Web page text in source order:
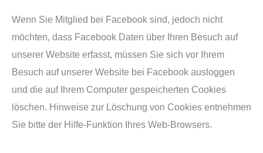
Wenn Sie Mitglied bei Facebook sind, jedoch nicht
möchten, dass Facebook Daten über Ihren Besuch auf
unserer Website erfasst, müssen Sie sich vor Ihrem
Besuch auf unserer Website bei Facebook ausloggen
und die auf Ihrem Computer gespeicherten Cookies
löschen. Hinweise zur Löschung von Cookies entnehmen
Sie bitte der Hilfe-Funktion Ihres Web-Browsers.